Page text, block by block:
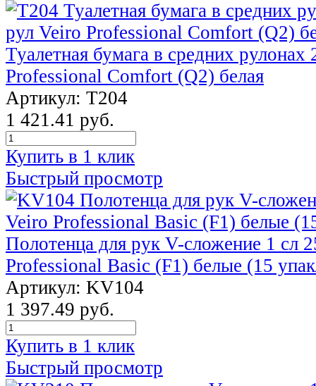
Туалетная бумага в средних
Professional Comfort (Q2) белая
Артикул: Т204
1 421.41 руб.
Купить в 1 клик
Быстрый просмотр
Полотенца для рук V-сложение 1 сл
Professional Basic (F1) белые (15
Артикул: KV104
1 397.49 руб.
Купить в 1 клик
Быстрый просмотр